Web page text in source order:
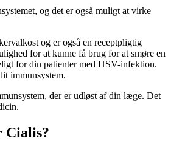
og det er også muligt at virke
og er også en receptpligtig
for at kunne få brug for at smøre en
for din patienter med HSV-infektion.
immunsystem.
der er udløst af din læge. Det
Cialis?